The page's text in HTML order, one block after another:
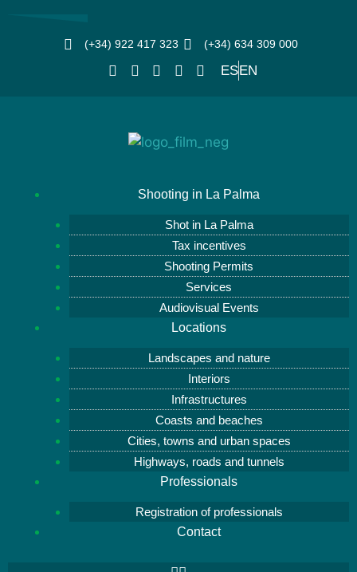
(+34) 922 417 323 (+34) 634 309 000
ESEN
Shooting in La Palma
Shot in La Palma
Tax incentives
Shooting Permits
Services
Audiovisual Events
Locations
Landscapes and nature
Interiors
Infrastructures
Coasts and beaches
Cities, towns and urban spaces
Highways, roads and tunnels
Professionals
Registration of professionals
Contact